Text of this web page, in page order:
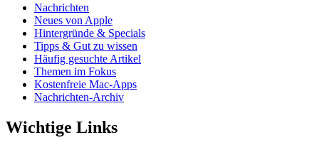
Nachrichten
Neues von Apple
Hintergründe & Specials
Tipps & Gut zu wissen
Häufig gesuchte Artikel
Themen im Fokus
Kostenfreie Mac-Apps
Nachrichten-Archiv
Wichtige Links